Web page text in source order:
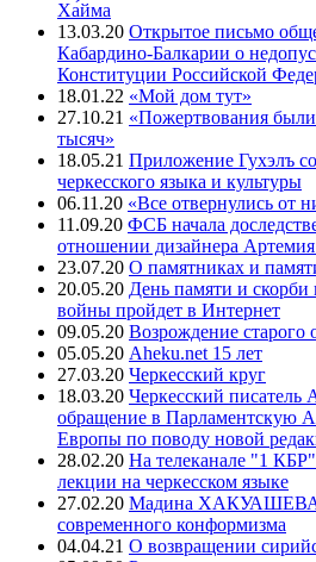
Ха́йма
13.03.20 Открытое письмо
Кабардино-Балкарии о
Конституции Российской
18.01.22 «Мой дом тут»
27.10.21 «Пожертвования
тысяч»
18.05.21 Приложение Гухэлъ
черкесского языка и культуры
06.11.20 «Все отвернулись от
11.09.20 ФСБ начала
отношении дизайнера Артемия
23.07.20 О памятниках и
20.05.20 День памяти и скорби
войны пройдет в Интернет
09.05.20 Возрождение старого
05.05.20 Aheku.net 15 лет
27.03.20 Черкесский круг
18.03.20 Черкесский писатель
обращение в Парламентскую
Европы по поводу новой
28.02.20 На телеканале "1
лекции на черкесском языке
27.02.20 Мадина ХАКУАШЕВА:
современного конформизма
04.04.21 О возвращении